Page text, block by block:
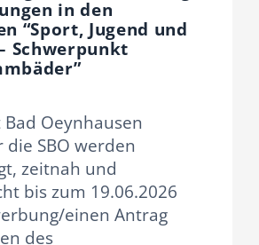
in den
“Sport, Jugend und
Schwerpunkt
Bad Oeynhausen
SBO werden
zeitnah und
bis zum 19.06.2026
einen Antrag
des